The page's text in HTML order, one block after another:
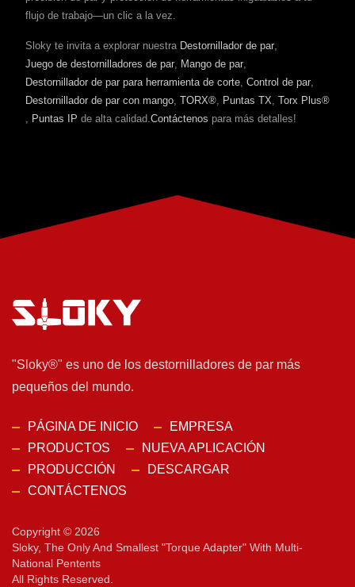
flujo de trabajo—un clic a la vez.
Sloky te invita a explorar nuestra Destornillador de par
Juego de destornilladores de par
Mango de par
Destornillador de par para herramienta de corte Control de par
Destornillador de par con mango TORX® Puntas TX Torx Plus®
Puntas IP de alta calidad. Contáctenos para más detalles!
"Sloky®" es uno de los destornilladores de par más
pequeños del mundo.
PÁGINA DE INICIO
EMPRESA
PRODUCTOS
NUEVA APLICACIÓN
PRODUCCIÓN
DESCARGAR
CONTÁCTENOS
Copyright © 2026
Sloky, The Only And Smallest "torque Adapter" With Multi-
National Pentents
All Rights Reserved.